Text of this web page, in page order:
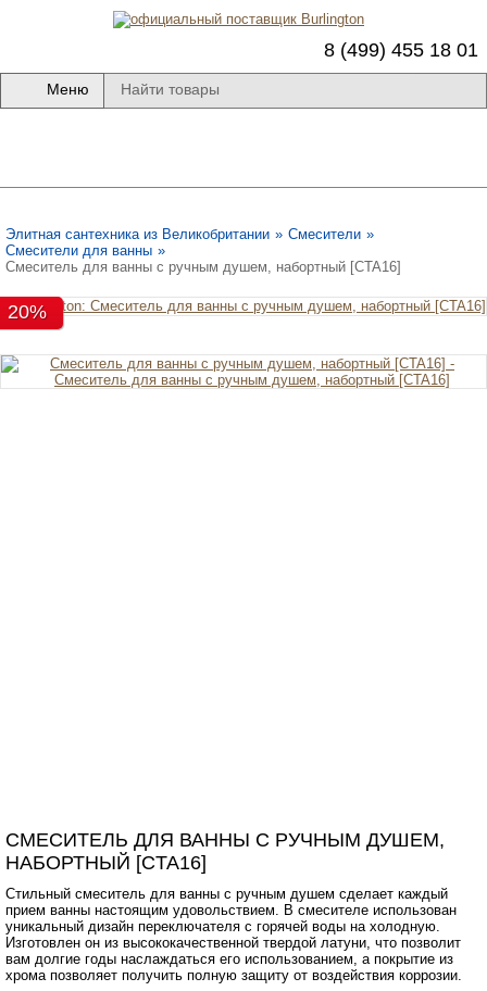
8 (499) 455 18 01
Меню
Элитная сантехника из Великобритании » Смесители »
Смесители для ванны »
Смеситель для ванны с ручным душем, набортный [CTA16]
20%
СМЕСИТЕЛЬ ДЛЯ ВАННЫ С РУЧНЫМ ДУШЕМ,
НАБОРТНЫЙ [CTA16]
Стильный смеситель для ванны с ручным душем сделает каждый
прием ванны настоящим удовольствием. В смесителе использован
уникальный дизайн переключателя с горячей воды на холодную.
Изготовлен он из высококачественной твердой латуни, что позволит
вам долгие годы наслаждаться его использованием, а покрытие из
хрома позволяет получить полную защиту от воздействия коррозии.